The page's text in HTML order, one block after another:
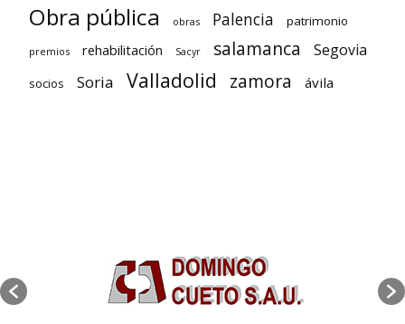
Obra pública obras Palencia patrimonio
premios rehabilitación Sacyr salamanca Segovia
socios Soria Valladolid zamora ávila